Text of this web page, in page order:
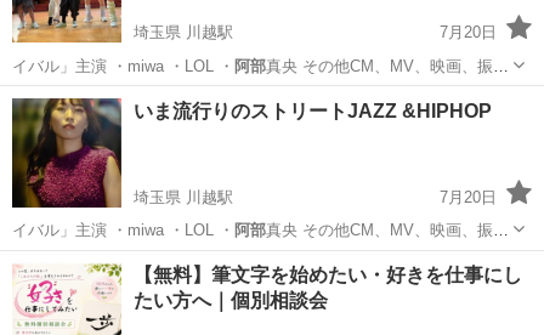
埼玉県 川越駅
7月20日
イバル」主演 ・miwa ・LOL ・ 阿部真央 その他CM、MV、映画、振り
付け…
埼玉 川越市 川越駅 ジャズダンス
いま流行りのストリートJAZZ &HIPHOP
埼玉県 川越駅
7月20日
イバル」主演 ・miwa ・LOL ・ 阿部真央 その他CM、MV、映画、振り
付け…
川越市 川越駅 その他 文化会館
【無料】筆文字を始めたい・好きを仕事にし
たい方へ｜個別相談会